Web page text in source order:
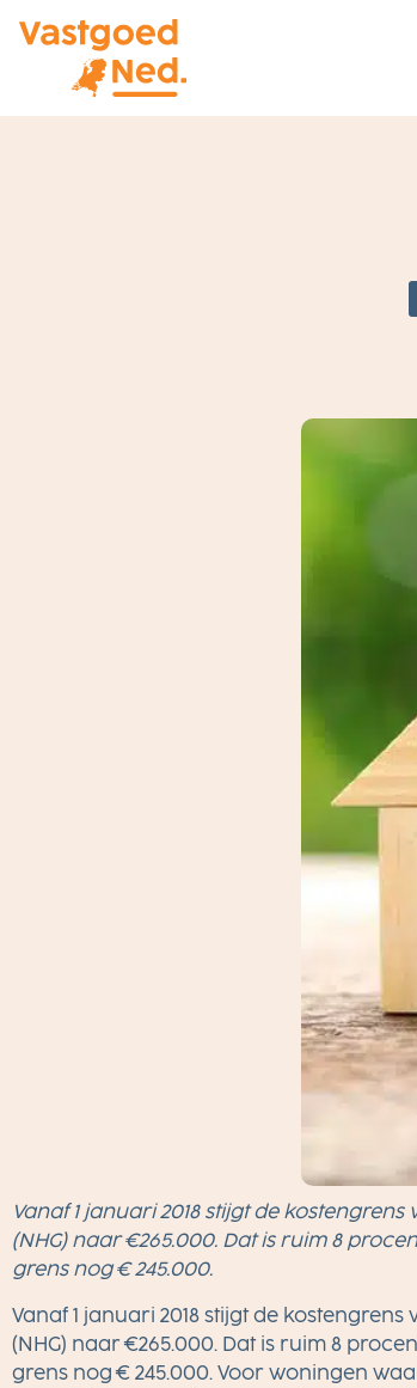
Vanaf 1 januari 2018 stijgt de
(NHG) naar €265.000. Dat is ruim 8
grens nog € 245.000.
Vanaf 1 januari 2018 stijgt de
(NHG) naar €265.000. Dat is ruim 8
grens nog € 245.000. Voor woningen